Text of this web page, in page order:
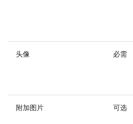
头像 必需
附加图片 可选